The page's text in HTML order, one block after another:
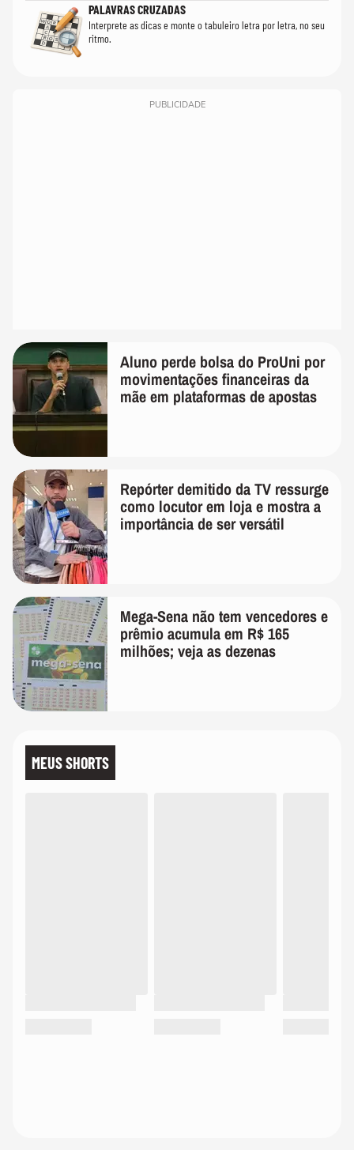
PALAVRAS CRUZADAS
Interprete as dicas e monte o tabuleiro letra por letra, no seu
ritmo.
PUBLICIDADE
Aluno perde bolsa do ProUni por
movimentações financeiras da
mãe em plataformas de apostas
Repórter demitido da TV ressurge
como locutor em loja e mostra a
importância de ser versátil
Mega-Sena não tem vencedores e
prêmio acumula em R$ 165
milhões; veja as dezenas
MEUS SHORTS